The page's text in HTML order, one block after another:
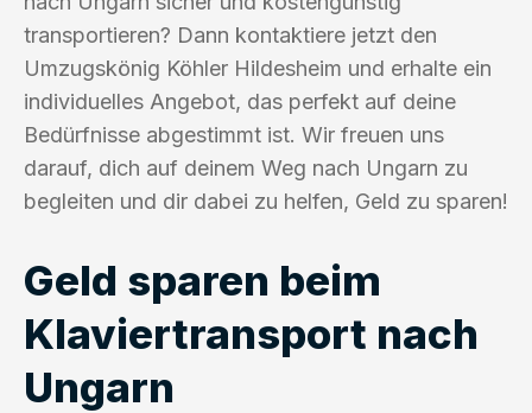
transportieren? Dann kontaktiere jetzt den
Umzugskönig Köhler Hildesheim und erhalte ein
individuelles Angebot, das perfekt auf deine
Bedürfnisse abgestimmt ist. Wir freuen uns
darauf, dich auf deinem Weg nach Ungarn zu
begleiten und dir dabei zu helfen, Geld zu sparen!
Geld sparen beim
Klaviertransport nach
Ungarn